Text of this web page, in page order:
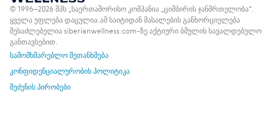
© 1996–2026 შპს „საერთაშორისო კომპანია „ციმბირის ჯანმრთელობა“.
ყველა უფლება დაცულია. ამ საიტიდან მასალების განხორციელება
შესაძლებელია siberianwellness.com-ზე აქტიური ბმულის სავალდებულო
განთავსებით.
სამომხმარებლო შეთანხმება
კონფიდენციალურობის პოლიტიკა
შეძენის პირობები